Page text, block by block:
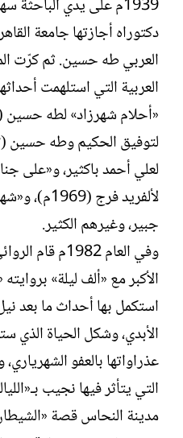
1939م على يدي الباحثة
دكتوراه أجازتها جامعة
العربي طه حسين. ثم كرّت
العربية التي استلهمت
لعلي أحمد باكثير، و«على
لألفريد فرج
جبير، وغيرهم الكثير.
وفي العام
الأكبر مع «ألف ليلة»
استكمل بها أحداث ما بعد
الأبدي، وشكل الحياة الذي
عذراواتها بالعفو
التي يتأثر فيها نجيب
مدينة النحاس قصة